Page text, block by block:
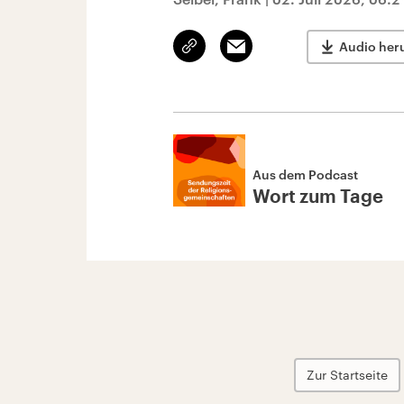
Link
kopieren/teilen
Email Audio
Aus dem Podcast
Wort zum Tage
Zur Startseite